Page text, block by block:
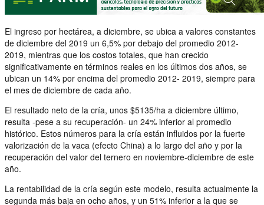
El ingreso por hectárea, a diciembre, se ubica a valores constantes
de diciembre del 2019 un 6,5% por debajo del promedio 2012-
2019, mientras que los costos totales, que han crecido
significativamente en términos reales en los últimos dos años, se
ubican un 14% por encima del promedio 2012- 2019, siempre para
el mes de diciembre de cada año.
El resultado neto de la cría, unos $5135/ha a diciembre último,
resulta -pese a su recuperación- un 24% inferior al promedio
histórico. Estos números para la cría están influidos por la fuerte
valorización de la vaca (efecto China) a lo largo del año y por la
recuperación del valor del ternero en noviembre-diciembre de este
año.
La rentabilidad de la cría según este modelo, resulta actualmente la
segunda más baja en ocho años, y un 51% inferior a la que se